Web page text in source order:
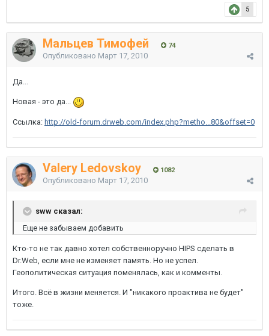
5
Мальцев Тимофей 74
Опубликовано Март 17, 2010
Да...
Новая - это да...
Ссылка: http://old-forum.drweb.com/index.php?metho...80&offset=0
Valery Ledovskoy 1082
Опубликовано Март 17, 2010
sww сказал:
Еще не забываем добавить
Кто-то не так давно хотел собственноручно HIPS сделать в
Dr.Web, если мне не изменяет память. Но не успел.
Геополитическая ситуация поменялась, как и комменты.
Итого. Всё в жизни меняется. И "никакого проактива не будет"
тоже.